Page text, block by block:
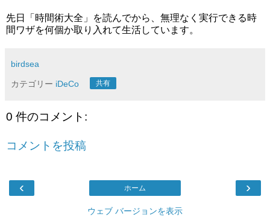
先日「時間術大全」を読んでから、無理なく実行できる時
間ワザを何個か取り入れて生活しています。
birdsea
カテゴリー iDeCo 共有
0 件のコメント:
コメントを投稿
‹ ›
ホーム
ウェブ バージョンを表示